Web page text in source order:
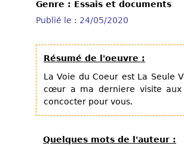
Genre : Essais et documents
Publié le : 24/05/2020
Résumé de l'oeuvre :
La Voie du Coeur est La Seule
cœur a ma derniere visite aux
concocter pour vous.
Quelques mots de l'auteur :